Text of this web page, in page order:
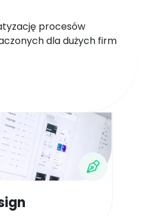
procesów
dla dużych firm